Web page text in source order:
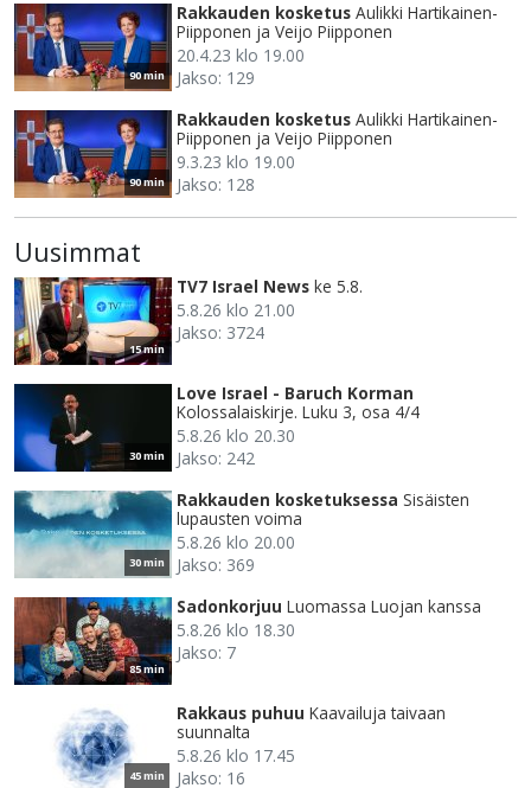
90 min
Rakkauden kosketus Aulikki Hartikainen-
Piipponen ja Veijo Piipponen
20.4.23 klo 19.00
Jakso: 129
90 min
Rakkauden kosketus Aulikki Hartikainen-
Piipponen ja Veijo Piipponen
9.3.23 klo 19.00
Jakso: 128
Uusimmat
15 min
TV7 Israel News ke 5.8.
5.8.26 klo 21.00
Jakso: 3724
30 min
Love Israel - Baruch Korman
Kolossalaiskirje. Luku 3, osa 4/4
5.8.26 klo 20.30
Jakso: 242
30 min
Rakkauden kosketuksessa Sisäisten
lupausten voima
5.8.26 klo 20.00
Jakso: 369
85 min
Sadonkorjuu Luomassa Luojan kanssa
5.8.26 klo 18.30
Jakso: 7
45 min
Rakkaus puhuu Kaavailuja taivaan
suunnalta
5.8.26 klo 17.45
Jakso: 16